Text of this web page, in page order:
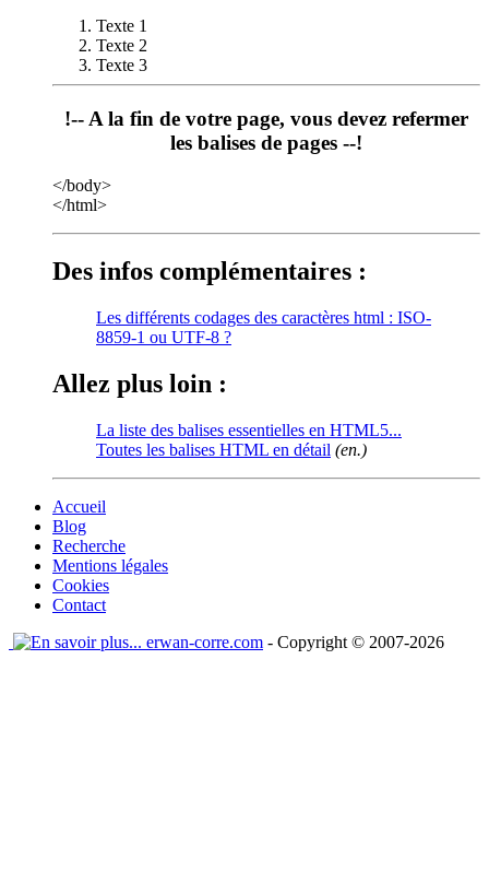
Texte 1
Texte 2
Texte 3
!-- A la fin de votre page, vous devez refermer
les balises de pages --!
</body>
</html>
Des infos complémentaires :
Les différents codages des caractères html : ISO-
8859-1 ou UTF-8 ?
Allez plus loin :
La liste des balises essentielles en HTML5...
Toutes les balises HTML en détail (en.)
Accueil
Blog
Recherche
Mentions légales
Cookies
Contact
erwan-corre.com - Copyright © 2007-2026